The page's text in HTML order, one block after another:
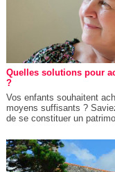
Quelles solutions pour
?
Vos enfants souhaitent
moyens suffisants ?
de se constituer un